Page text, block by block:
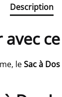
Description
leSac à